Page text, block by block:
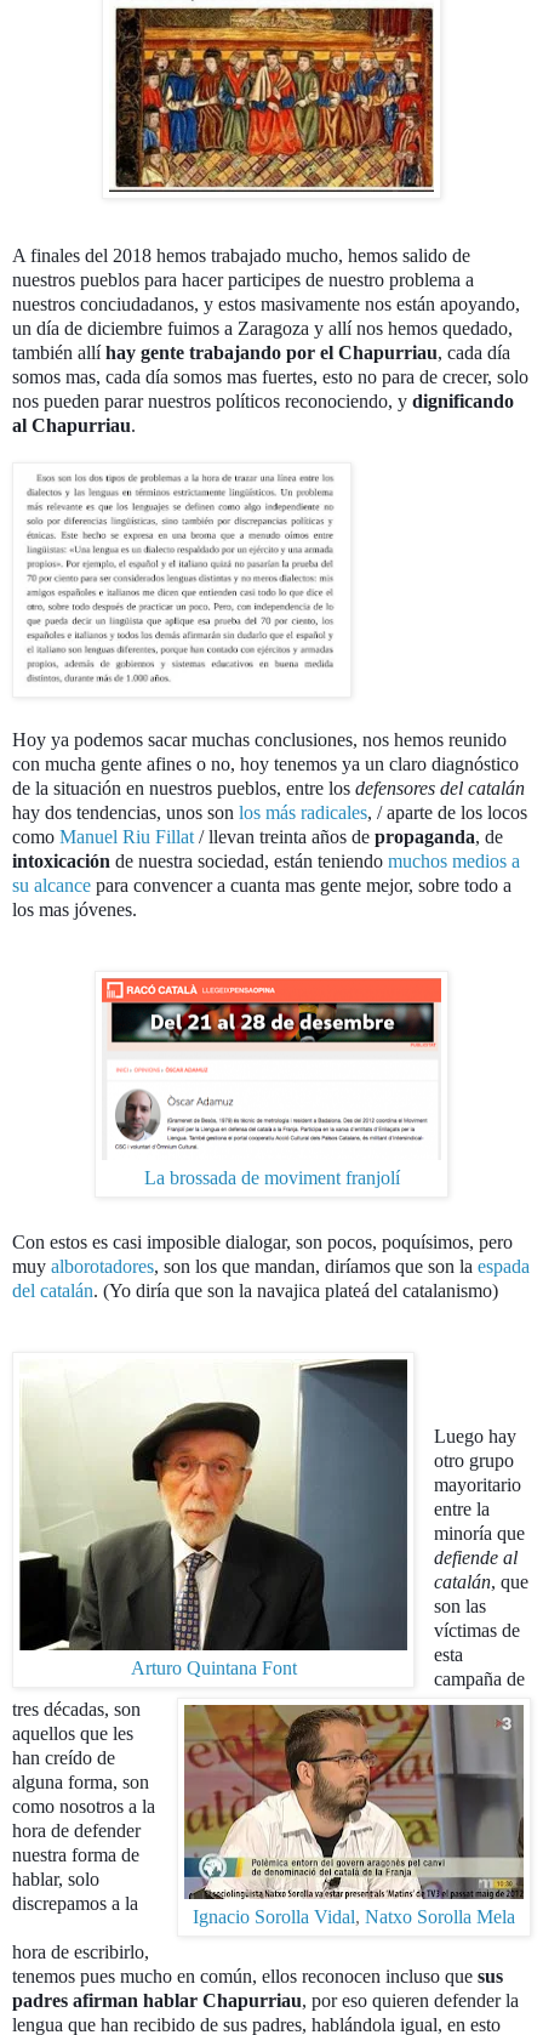
A finales del 2018 hemos trabajado mucho, hemos salido de
nuestros pueblos para hacer participes de nuestro problema a
nuestros conciudadanos, y estos masivamente nos están apoyando,
un día de diciembre fuimos a Zaragoza y allí nos hemos quedado,
también allíhay gente trabajando por el Chapurriau, cada día
somos mas, cada día somos mas fuertes, esto no para de crecer, solo
nos pueden parar nuestros políticos reconociendo, y dignificando
al Chapurriau.
Hoy ya podemos sacar muchas conclusiones, nos hemos reunido
con mucha gente afines o no, hoy tenemos ya un claro diagnóstico
de la situación en nuestros pueblos, entre los defensores del catalán
hay dos tendencias, unos son los más radicales, / aparte de los locos
como Manuel Riu Fillat / llevan treinta años de propaganda, de
intoxicación de nuestra sociedad, están teniendo muchos medios a
su alcance para convencer a cuanta mas gente mejor, sobre todo a
los mas jóvenes.
La brossada de moviment franjolí
Con estos es casi imposible dialogar, son pocos, poquísimos, pero
muy alborotadores, son los que mandan, diríamos que son la espada
del catalán. (Yo diría que son la navajica plateá del catalanismo)
Arturo Quintana Font
Ignacio Sorolla Vidal, Natxo Sorolla Mela
Luego hay
otro grupo
mayoritario
entre la
minoría que
defiende al
catalán, que
son las
víctimas de
esta
campaña de
tres décadas, son
aquellos que les
han creído de
alguna forma, son
como nosotros a la
hora de defender
nuestra forma de
hablar, solo
discrepamos a la
hora de escribirlo,
tenemos pues mucho en común, ellos reconocen incluso que sus
padres afirman hablar Chapurriau, por eso quieren defender la
lengua que han recibido de sus padres, hablándola igual, en esto